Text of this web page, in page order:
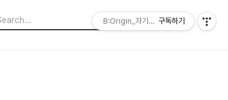
B:Origin_자기다움을 디자인합니다
구독하기